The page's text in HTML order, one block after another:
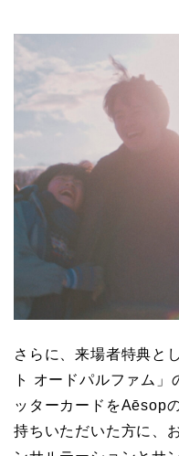
さらに、来場者特典と
ト オードパルファム
ッターカードをAēsop
持ちいただいた方に、